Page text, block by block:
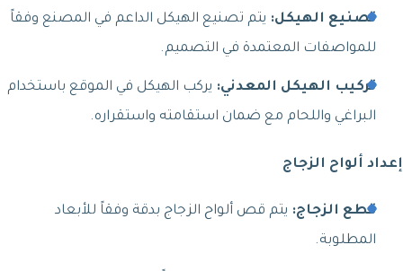
تصنيع الهيكل: يتم تصنيع الهيكل الداعم في المصنع وفقاً
للمواصفات المعتمدة في التصميم.
تركيب الهيكل المعدني: يركب الهيكل في الموقع باستخدام
البراغي واللحام مع ضمان استقامته واستقراره.
إعداد ألواح الزجاج
قطع الزجاج: يتم قص ألواح الزجاج بدقة وفقاً للأبعاد
المطلوبة.